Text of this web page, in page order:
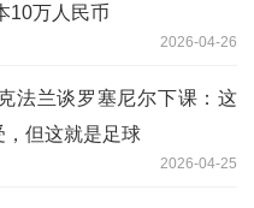
10万人民币
2026-04-26
法兰谈罗塞尼尔下课：这
，但这就是足球
2026-04-25